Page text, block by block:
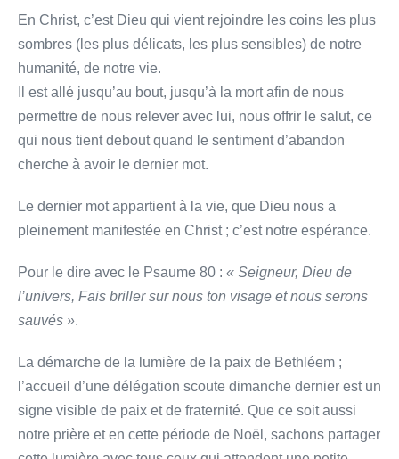
En Christ, c’est Dieu qui vient rejoindre les coins les plus
sombres (les plus délicats, les plus sensibles) de notre
humanité, de notre vie.
Il est allé jusqu’au bout, jusqu’à la mort afin de nous
permettre de nous relever avec lui, nous offrir le salut, ce
qui nous tient debout quand le sentiment d’abandon
cherche à avoir le dernier mot.
Le dernier mot appartient à la vie, que Dieu nous a
pleinement manifestée en Christ ; c’est notre espérance.
Pour le dire avec le Psaume 80 : « Seigneur, Dieu de
l’univers, Fais briller sur nous ton visage et nous serons
sauvés ».
La démarche de la lumière de la paix de Bethléem ;
l’accueil d’une délégation scoute dimanche dernier est un
signe visible de paix et de fraternité. Que ce soit aussi
notre prière et en cette période de Noël, sachons partager